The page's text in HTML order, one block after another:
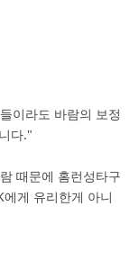
이라도 바람의 보정
다."
때문에 홈런성타구
게 유리한게 아니